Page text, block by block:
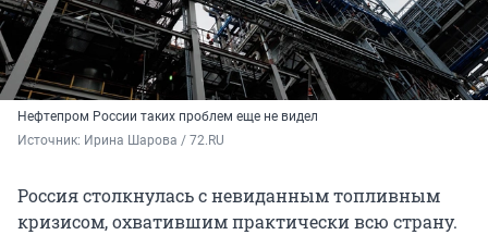
Нефтепром России таких проблем еще не видел
Источник: Ирина Шарова / 72.RU
Россия столкнулась с невиданным топливным
кризисом, охватившим практически всю страну.